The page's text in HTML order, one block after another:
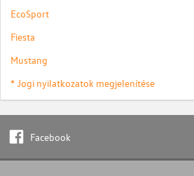
EcoSport
Fiesta
Mustang
* Jogi nyilatkozatok megjelenítése
Facebook